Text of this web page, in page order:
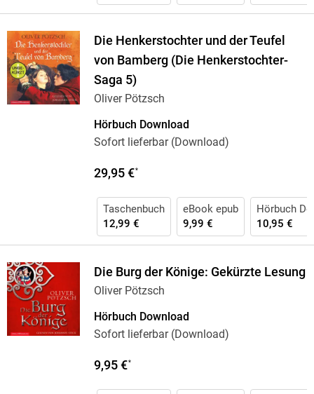
Die Henkerstochter und der Teufel
von Bamberg (Die Henkerstochter-
Saga 5)
Oliver Pötzsch
Hörbuch Download
Sofort lieferbar (Download)
29,95 €*
Taschenbuch
12,99 €
eBook epub
9,99 €
Hörbuch
10,95 €
Die Burg der Könige: Gekürzte Lesung
Oliver Pötzsch
Hörbuch Download
Sofort lieferbar (Download)
9,95 €*